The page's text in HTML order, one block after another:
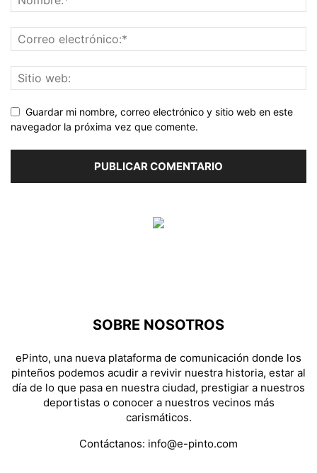
Guardar mi nombre, correo electrónico y sitio web en este
navegador la próxima vez que comente.
SOBRE NOSOTROS
ePinto, una nueva plataforma de comunicación donde los
pinteños podemos acudir a revivir nuestra historia, estar al
día de lo que pasa en nuestra ciudad, prestigiar a nuestros
deportistas o conocer a nuestros vecinos más
carismáticos.
Contáctanos: info@e-pinto.com